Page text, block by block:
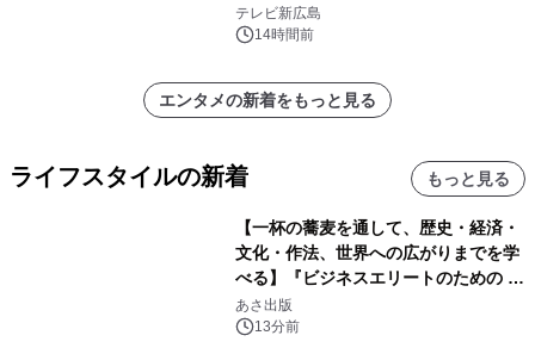
学生を募集
テレビ新広島
14時間前
エンタメの新着をもっと見る
ライフスタイルの新着 もっと見る
【一杯の蕎麦を通して、歴史・経済・
文化・作法、世界への広がりまでを学
べる】『ビジネスエリートのための 教
養としての蕎麦』2026年8月25日
（火）発売
あさ出版
13分前